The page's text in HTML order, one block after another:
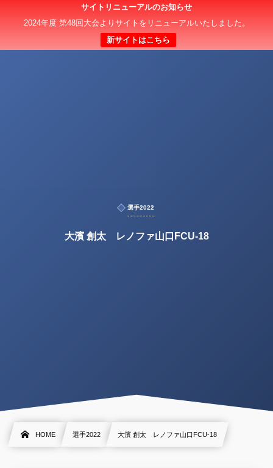
サイトリニューアルのお知らせ
2024年度 第48回大会よりサイトをリニューアルいたしました。
新サイトはこちら
選手2022
大濱 創太 レノファ山口FCU-18
HOME 選手2022 大濱 創太 レノファ山口FCU-18